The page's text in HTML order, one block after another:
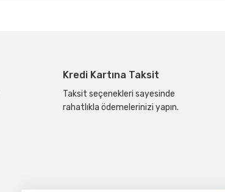
Kredi Kartına Taksit
Taksit seçenekleri sayesinde
rahatlıkla ödemelerinizi yapın.